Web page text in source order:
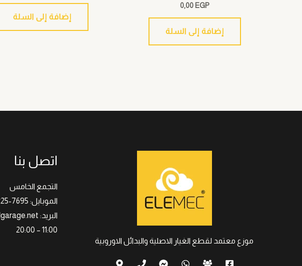
0,00 EGP
إضافة إلى السلة
إضافة إلى السلة
موزع معتمد لقطع الغيار الاصلية والبدائل الاوروبية
اتصل بنا
التجمع الخامس
الموبايل: 7695-225-0101
البريد: info@opelgarage.net
11:00 – 20:00